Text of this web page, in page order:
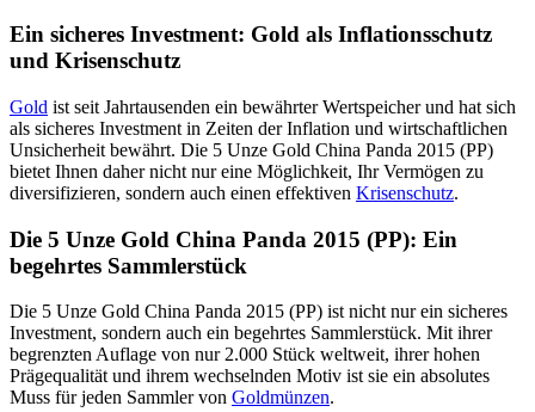
Ein sicheres Investment: Gold als Inflationsschutz
und Krisenschutz
Gold ist seit Jahrtausenden ein bewährter Wertspeicher und hat sich
als sicheres Investment in Zeiten der Inflation und wirtschaftlichen
Unsicherheit bewährt. Die 5 Unze Gold China Panda 2015 (PP)
bietet Ihnen daher nicht nur eine Möglichkeit, Ihr Vermögen zu
diversifizieren, sondern auch einen effektiven Krisenschutz.
Die 5 Unze Gold China Panda 2015 (PP): Ein
begehrtes Sammlerstück
Die 5 Unze Gold China Panda 2015 (PP) ist nicht nur ein sicheres
Investment, sondern auch ein begehrtes Sammlerstück. Mit ihrer
begrenzten Auflage von nur 2.000 Stück weltweit, ihrer hohen
Prägequalität und ihrem wechselnden Motiv ist sie ein absolutes
Muss für jeden Sammler von Goldmünzen.